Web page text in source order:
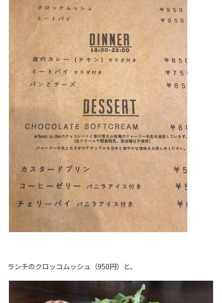
ランチのクロッコムッシュ（950円）と、